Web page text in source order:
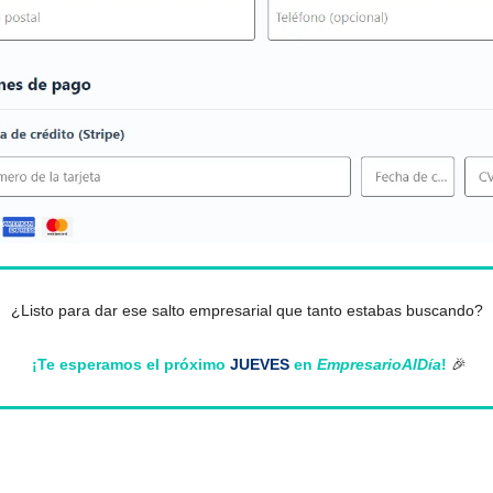
¿Listo para dar ese salto empresarial que tanto estabas buscando?
¡Te esperamos el próximo JUEVES en EmpresarioAlDía! 🎉